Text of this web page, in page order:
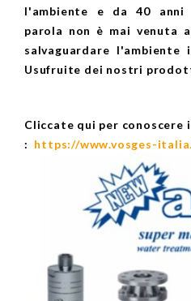
l'ambiente e da 40
parola non è mai venuta
salvaguardare l'ambiente
Usufruite dei nostri
Cliccate qui per conoscere
: https://www.vosges-